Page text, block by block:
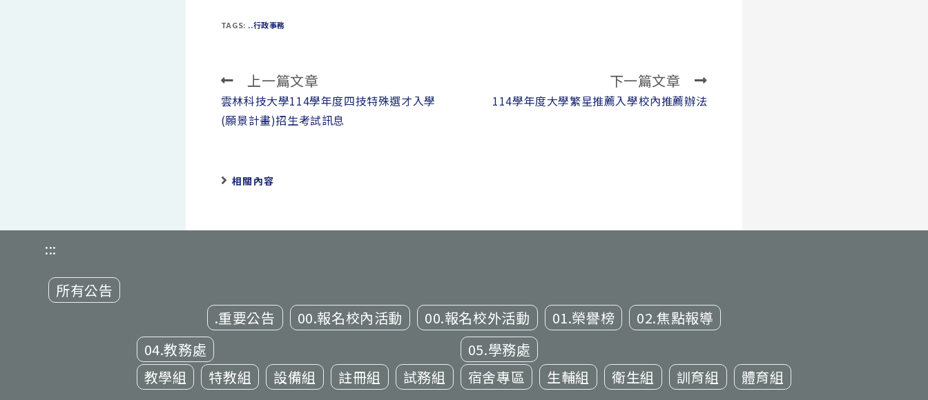
TAGS: ..行政事務
Read
more
articles
上一篇文章
雲林科技大學114學年度四技特殊選才入學
(願景計畫)招生考試訊息
下一篇文章
114學年度大學繁星推薦入學校內推薦辦法
相關內容
:::
所有公告
.重要公告
00.報名校內活動 00.報名校外活動 01.榮譽榜
02.焦點報導
04.教務處
教學組
特教組 設備組 註冊組 試務組
05.學務處
宿舍專區
生輔組 衛生組 訓育組 體育組